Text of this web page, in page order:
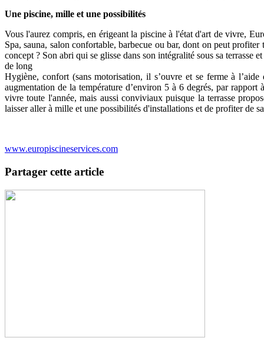
Une piscine, mille et une possibilités
Vous l'aurez compris, en érigeant la piscine à l'état d'art de vivre,
Spa, sauna, salon confortable, barbecue ou bar, dont on peut
concept ? Son abri qui se glisse dans son intégralité sous sa
de long
Hygiène, confort (sans motorisation, il s’ouvre et se ferme à
augmentation de la température d’environ 5 à 6 degrés, par
vivre toute l'année, mais aussi conviviaux puisque la terrasse
laisser aller à mille et une possibilités d'installations et de profiter de
www.europiscineservices.com
Partager cette article